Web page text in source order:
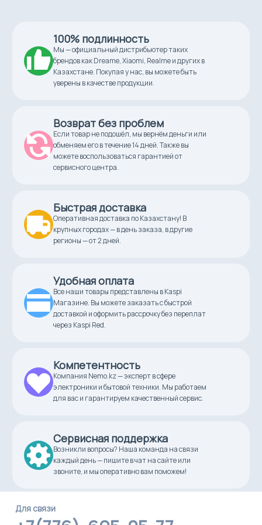
Складной
Да
Максимальная скорость
25,0 км/ч
100% подлинность
Мы — официальный дистрибьютер таких
брендов как Dreame, Xiaomi, Realme и других в
Казахстане. Покупая у нас, вы можете быть
уверены в качестве продукции.
Возврат без проблем
Если товар не подошёл, мы вернём деньги или
обменяем его в течение 14 дней. Также вы
можете воспользоваться гарантией от
сервисного центра.
Быстрая доставка
Оперативная доставка по Казахстану! В
крупных городах — в день заказа, в другие
регионы — от 2 дней.
Удобная оплата
Все наши товары представлены в Kaspi
Магазине. Вы можете заказать с быстрой
доставкой и оформить рассрочку без переплат
через Kaspi Red.
Компетентность
Компания Nemo.kz — эксперт в сфере
электроники и бытовой техники. Мы работаем
для вас и гарантируем качественный сервис.
Сервисная поддержка
Возникли вопросы? Наша команда на связи
каждый день — пишите в чат на сайте или
звоните, и мы оперативно вам поможем!
Для связи